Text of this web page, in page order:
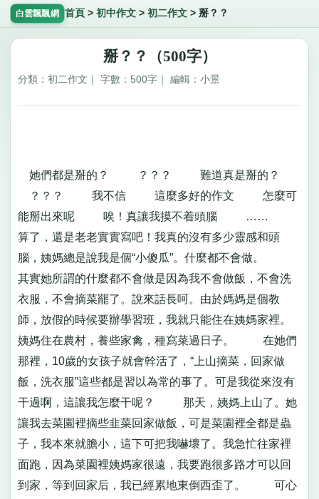
白雲飄飄網 首頁 > 初中作文> 初二作文> 掰？？
掰？？（500字）
分類：初二作文｜ 字數：500字｜ 編輯：小景
她們都是掰的？ ？？？ 難道真是掰的？
？？？ 我不信 這麼多好的作文 怎麼可
能掰出來呢 唉！真讓我摸不着頭腦 ……
算了，還是老老實實寫吧！我真的沒有多少靈感和頭
腦，姨媽總是說我是個“小傻瓜”。什麼都不會做。
其實她所謂的什麼都不會做是因為我不會做飯，不會洗
衣服，不會摘菜罷了。說來話長呵。由於媽媽是個教
師，放假的時候要辦學習班，我就只能住在姨媽家裡。
姨媽住在農村，養些家禽，種寫菜過日子。 在她們
那裡，10歲的女孩子就會幹活了，“上山摘菜，回家做
飯，洗衣服”這些都是習以為常的事了。可是我從來沒有
干過啊，這讓我怎麼干呢？ 那天，姨媽上山了。她
讓我去菜園裡摘些韭菜回家做飯，可是菜園裡全都是蟲
子，我本來就膽小，這下可把我嚇壞了。我急忙往家裡
面跑，因為菜園裡姨媽家很遠，我要跑很多路才可以回
到家，等到回家后，我已經累地東倒西歪了。 可心